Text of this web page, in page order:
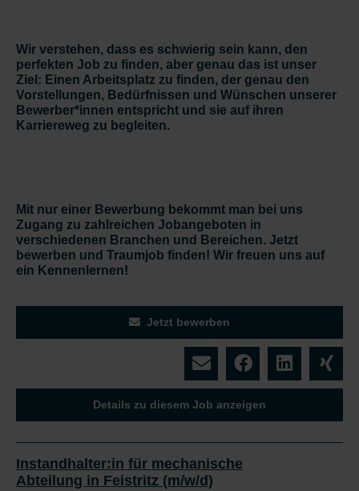
Wir verstehen, dass es schwierig sein kann, den
perfekten Job zu finden, aber genau das ist unser
Ziel: Einen Arbeitsplatz zu finden, der genau den
Vorstellungen, Bedürfnissen und Wünschen unserer
Bewerber*innen entspricht und sie auf ihren
Karriereweg zu begleiten.
Mit nur einer Bewerbung bekommt man bei uns
Zugang zu zahlreichen Jobangeboten in
verschiedenen Branchen und Bereichen. Jetzt
bewerben und Traumjob finden! Wir freuen uns auf
ein Kennenlernen!
Jetzt bewerben
Details zu diesem Job anzeigen
Instandhalter:in für mechanische
Abteilung in Feistritz (m/w/d)